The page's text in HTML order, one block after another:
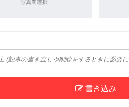
(記事の書き直しや削除をするときに必要
書き込み